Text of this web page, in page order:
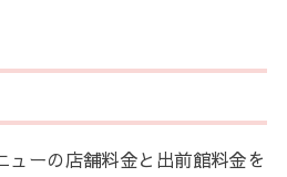
ューの店舗料金と出前館料金を